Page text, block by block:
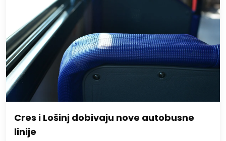
Cres i Lošinj dobivaju nove autobusne
linije